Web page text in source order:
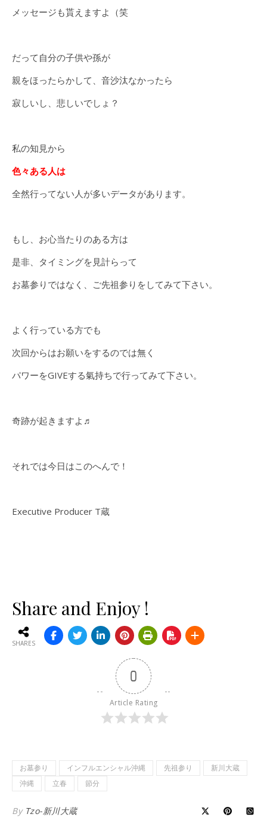
メッセージも貰えますよ（笑
だって自分の子供や孫が
親をほったらかして、音沙汰なかったら
寂しいし、悲しいでしょ？
私の知見から
色々ある人は
全然行ってない人が多いデータがあります。
もし、お心当たりのある方は
是非、タイミングを見計らって
お墓参りではなく、ご先祖参りをしてみて下さい。
よく行っている方でも
次回からはお願いをするのでは無く
パワーをGIVEする氣持ちで行ってみて下さい。
奇跡が起きますよ♬
それでは今日はこのへんで！
Executive Producer T蔵
Share and Enjoy !
SHARES
0
Article Rating
お墓参り インフルエンシャル沖縄 先祖参り
新川大蔵
沖縄
立春 節分
By Tzo-新川大蔵